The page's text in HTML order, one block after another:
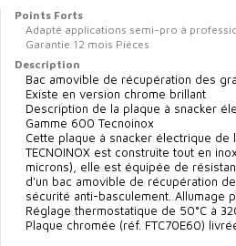
Points Forts
Adapté applications semi-pro à
Garantie 12 mois Pièces
Description
Bac amovible de récupération des
Existe en version chrome brillant
Description de la plaque à snacker
Gamme 600 Tecnoinox
Cette plaque à snacker électrique de
TECNOINOX est construite tout en
microns), elle est équipée de
d'un bac amovible de récupération
sécurité anti-basculement. Allumage
Réglage thermostatique de 50°C à
Plaque chromée (réf. FTC70E60)